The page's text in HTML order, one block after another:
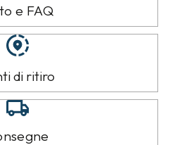
e FAQ
di ritiro